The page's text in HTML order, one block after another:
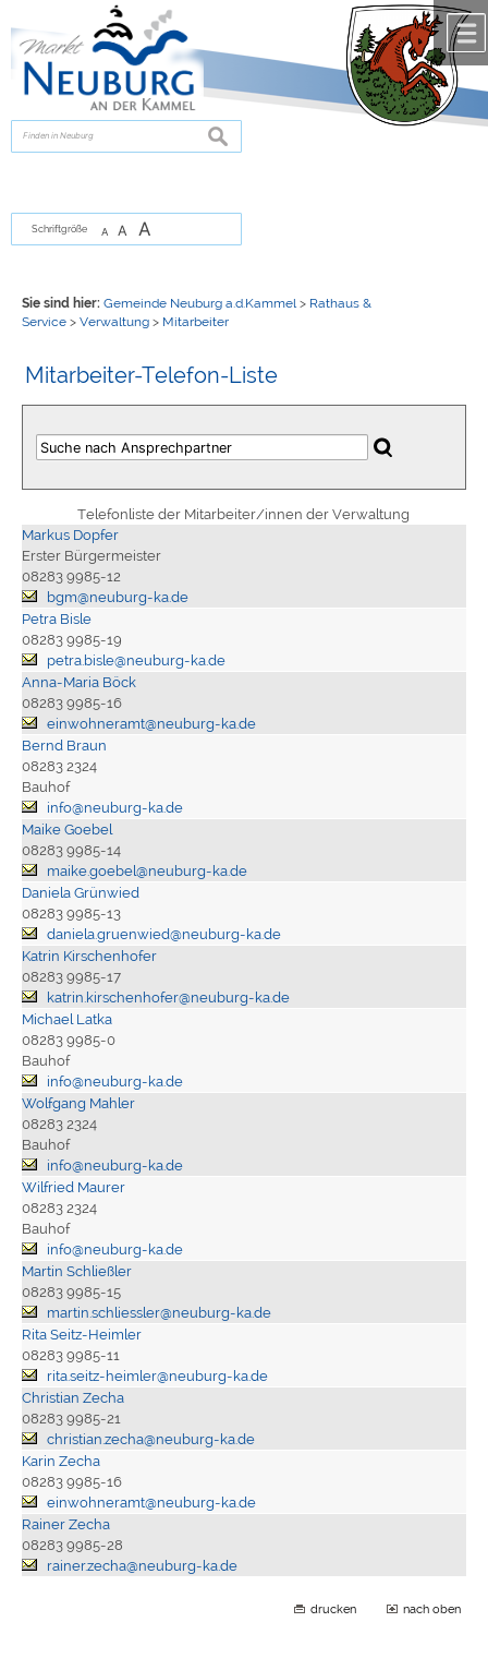
zur Navigationoder
springen.
suchen
Schriftgröße A A A
Sie sind hier: Gemeinde Neuburg a.d.Kammel > Rathaus &
Service> Verwaltung> Mitarbeiter
Mitarbeiter-Telefon-Liste
Telefonliste der Mitarbeiter/innen der Verwaltung
Markus Dopfer
Erster Bürgermeister
08283 9985-12
bgm@neuburg-ka.de
Petra Bisle
08283 9985-19
petra.bisle@neuburg-ka.de
Anna-Maria Böck
08283 9985-16
einwohneramt@neuburg-ka.de
Bernd Braun
08283 2324
Bauhof
info@neuburg-ka.de
Maike Goebel
08283 9985-14
maike.goebel@neuburg-ka.de
Daniela Grünwied
08283 9985-13
daniela.gruenwied@neuburg-ka.de
Katrin Kirschenhofer
08283 9985-17
katrin.kirschenhofer@neuburg-ka.de
Michael Latka
08283 9985-0
Bauhof
info@neuburg-ka.de
Wolfgang Mahler
08283 2324
Bauhof
info@neuburg-ka.de
Wilfried Maurer
08283 2324
Bauhof
info@neuburg-ka.de
Martin Schließler
08283 9985-15
martin.schliessler@neuburg-ka.de
Rita Seitz-Heimler
08283 9985-11
rita.seitz-heimler@neuburg-ka.de
Christian Zecha
08283 9985-21
christian.zecha@neuburg-ka.de
Karin Zecha
08283 9985-16
einwohneramt@neuburg-ka.de
Rainer Zecha
08283 9985-28
rainer.zecha@neuburg-ka.de
drucken nach oben